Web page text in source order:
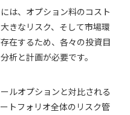
は、オプション料のコスト
きなリスク、そして市場環
在するため、各々の投資目
析と計画が必要です。
ルオプションと対比される
トフォリオ全体のリスク管